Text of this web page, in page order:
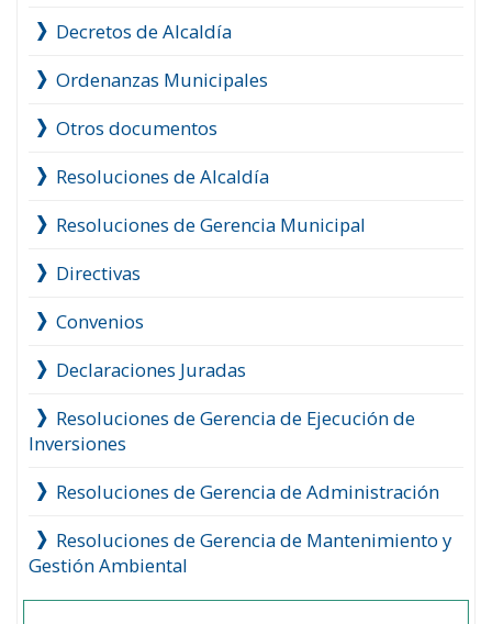
Decretos de Alcaldía
Ordenanzas Municipales
Otros documentos
Resoluciones de Alcaldía
Resoluciones de Gerencia Municipal
Directivas
Convenios
Declaraciones Juradas
Resoluciones de Gerencia de Ejecución de
Inversiones
Resoluciones de Gerencia de Administración
Resoluciones de Gerencia de Mantenimiento y
Gestión Ambiental